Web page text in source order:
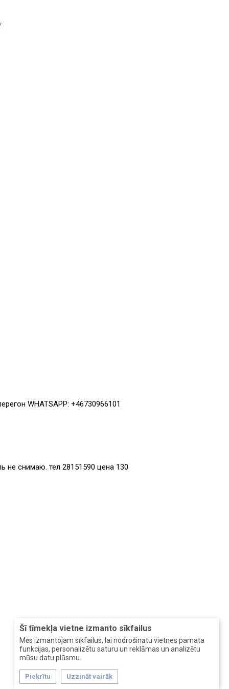
Šī tīmekļa vietne izmanto sīkfailus
Mēs izmantojam sīkfailus, lai nodrošinātu vietnes pamata
funkcijas, personalizētu saturu un reklāmas un analizētu
mūsu datu plūsmu.
Piekrītu Uzzināt vairāk
WHATSAPP: +46730966101
не снимаю. тел 28151590 цена 130